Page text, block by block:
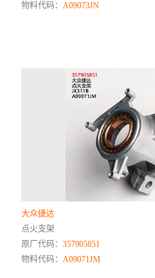
物料代码：A09073JN
大众捷达
点火支架
原厂代码：357905851
物料代码：A09071JM